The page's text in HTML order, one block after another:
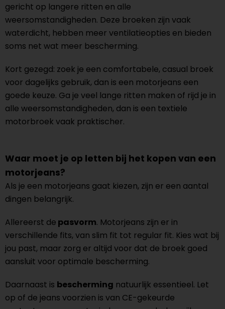
gericht op langere ritten en alle
weersomstandigheden. Deze broeken zijn vaak
waterdicht, hebben meer ventilatieopties en bieden
soms net wat meer bescherming.
Kort gezegd: zoek je een comfortabele, casual broek
voor dagelijks gebruik, dan is een motorjeans een
goede keuze. Ga je veel lange ritten maken of rijd je in
alle weersomstandigheden, dan is een textiele
motorbroek vaak praktischer.
Waar moet je op letten bij het kopen van een
motorjeans?
Als je een motorjeans gaat kiezen, zijn er een aantal
dingen belangrijk.
Allereerst de pasvorm. Motorjeans zijn er in
verschillende fits, van slim fit tot regular fit. Kies wat bij
jou past, maar zorg er altijd voor dat de broek goed
aansluit voor optimale bescherming.
Daarnaast is bescherming natuurlijk essentieel. Let
op of de jeans voorzien is van CE-gekeurde